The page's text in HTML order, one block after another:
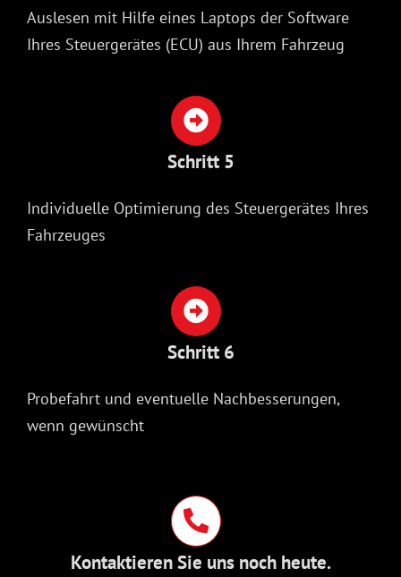
Auslesen mit Hilfe eines Laptops der Software
Ihres Steuergerätes (ECU) aus Ihrem Fahrzeug
Schritt 5
Individuelle Optimierung des Steuergerätes Ihres
Fahrzeuges
Schritt 6
Probefahrt und eventuelle Nachbesserungen,
wenn gewünscht
Kontaktieren Sie uns noch heute.